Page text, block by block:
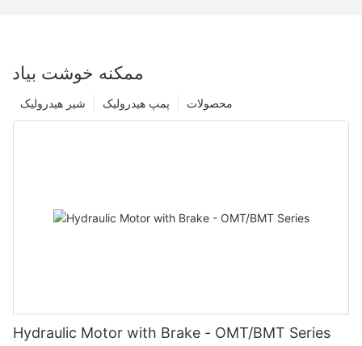
ممکنه خوشت بیاد
محصولات پمپ هیدرولیک شیر هیدرولیک
Hydraulic Motor with Brake - OMT/BMT Series